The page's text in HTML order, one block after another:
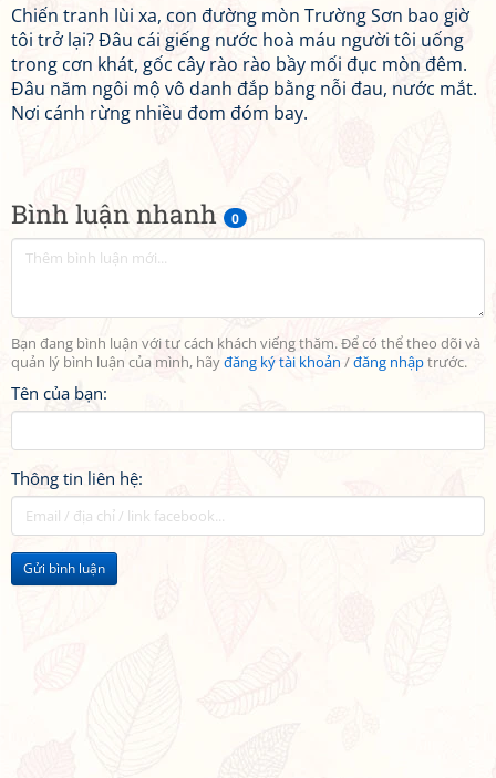
Bình luận nhanh 0
Bạn đang bình luận với tư cách khách viếng thăm. Để có thể theo dõi và
quản lý bình luận của mình, hãyđăng ký tài khoản /đăng nhậptrước.
Tên của bạn:
Thông tin liên hệ:
Gửi bình luận
Chiến tranh lùi xa, con đường mòn Trường Sơn bao giờ
tôi trở lại? Đâu cái giếng nước hoà máu người tôi uống
trong cơn khát, gốc cây rào rào bầy mối đục mòn đêm.
Đâu năm ngôi mộ vô danh đắp bằng nỗi đau, nước mắt.
Nơi cánh rừng nhiều đom đóm bay.